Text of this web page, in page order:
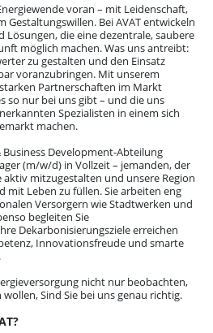
voran – mit Leidenschaft,
Bei AVAT entwickeln
die eine dezentrale, saubere
möglich machen. Was uns antreibt:
zu gestalten und den Einsatz
voranzubringen. Mit unserem
Partnerschaften im Markt
so nur bei uns gibt – und die uns
Spezialisten in einem sich
machen.
Business Development-Abteilung
(m/w/d) in Vollzeit – jemanden, der
aktiv mitzugestalten und unsere Region
Leben zu füllen. Sie arbeiten eng
Versorgern wie Stadtwerken und
begleiten Sie
Dekarbonisierungsziele erreichen
Innovationsfreude und smarte
nicht nur beobachten,
Sind Sie bei uns genau richtig.